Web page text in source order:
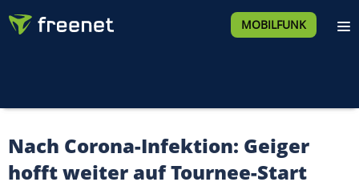
MOBILFUNK
Nach Corona-Infektion: Geiger
hofft weiter auf Tournee-Start